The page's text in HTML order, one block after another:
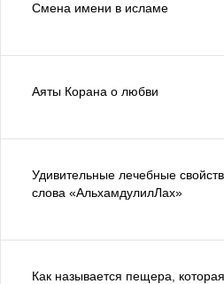
Смена имени в исламе
Аяты Корана о любви
Удивительные лечебные
слова «АльхамдулилЛах»
Как называется пещера, которая